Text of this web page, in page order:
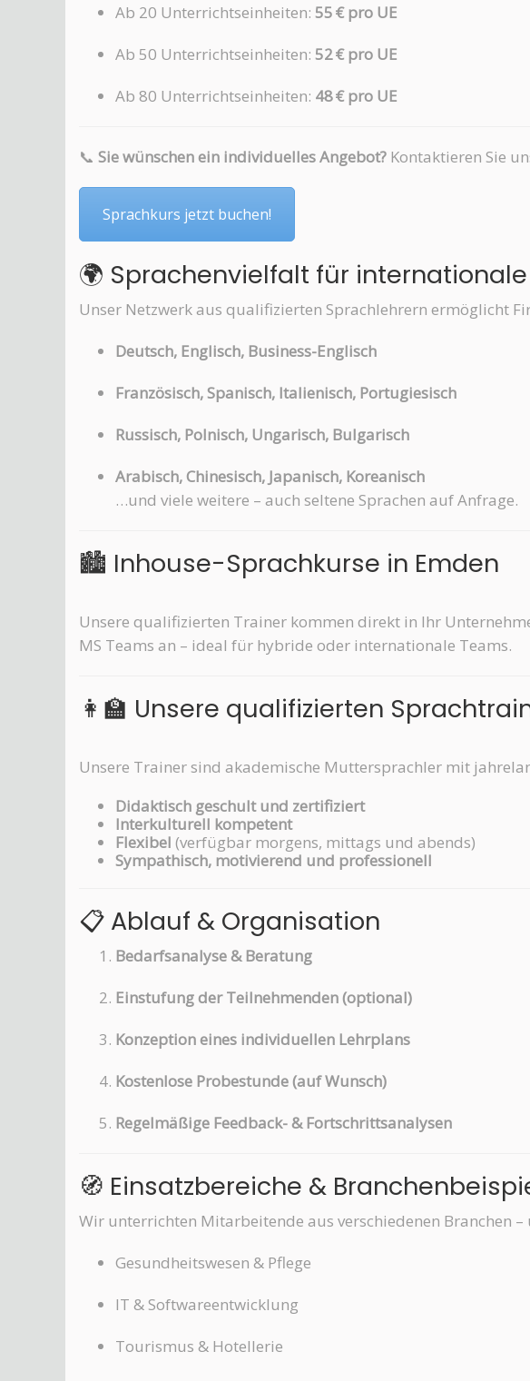
Ab 20 Unterrichtseinheiten: 55 € pro UE
Ab 50 Unterrichtseinheiten: 52 € pro UE
Ab 80 Unterrichtseinheiten: 48 € pro UE
📞 Sie wünschen ein individuelles Angebot? Kontaktieren Sie
Sprachkurs jetzt buchen!
🌍 Sprachenvielfalt für
Unser Netzwerk aus qualifizierten Sprachlehrern ermöglicht
Deutsch, Englisch, Business-Englisch
Französisch, Spanisch, Italienisch, Portugiesisch
Russisch, Polnisch, Ungarisch, Bulgarisch
Arabisch, Chinesisch, Japanisch, Koreanisch
…und viele weitere – auch seltene Sprachen auf Anfrage.
🏙️ Inhouse-Sprachkurse in Emden
Unsere qualifizierten Trainer kommen direkt in Ihr
MS Teams an – ideal für hybride oder internationale Teams.
👩‍🏫 Unsere qualifizierten
Unsere Trainer sind akademische Muttersprachler mit
Didaktisch geschult und zertifiziert
Interkulturell kompetent
Flexibel (verfügbar morgens, mittags und abends)
Sympathisch, motivierend und professionell
📋 Ablauf & Organisation
Bedarfsanalyse & Beratung
Einstufung der Teilnehmenden (optional)
Konzeption eines individuellen Lehrplans
Kostenlose Probestunde (auf Wunsch)
Regelmäßige Feedback- & Fortschrittsanalysen
🧭 Einsatzbereiche &
Wir unterrichten Mitarbeitende aus verschiedenen Branchen –
Gesundheitswesen & Pflege
IT & Softwareentwicklung
Tourismus & Hotellerie